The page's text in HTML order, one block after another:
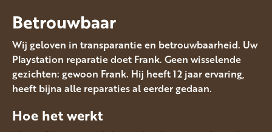
Betrouwbaar
Wij geloven in transparantie en betrouwbaarheid. Uw
Playstation reparatie doet Frank. Geen wisselende
gezichten: gewoon Frank. Hij heeft 12 jaar ervaring,
heeft bijna alle reparaties al eerder gedaan.
Hoe het werkt